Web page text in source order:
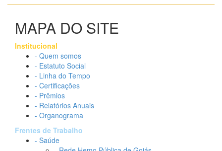
MAPA DO SITE
Institucional
- Quem somos
- Estatuto Social
- Linha do Tempo
- Certificações
- Prêmios
- Relatórios Anuais
- Organograma
Frentes de Trabalho
- Saúde